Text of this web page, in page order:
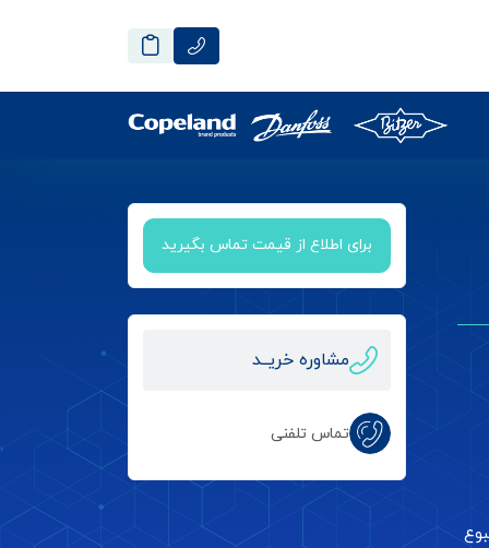
برای اطلاع از قیمت تماس بگیرید
مشاوره خریــد
تماس تلفنی